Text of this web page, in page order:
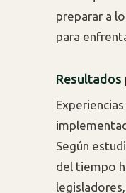
preparar a
para
Resultados
Según
del tiempo